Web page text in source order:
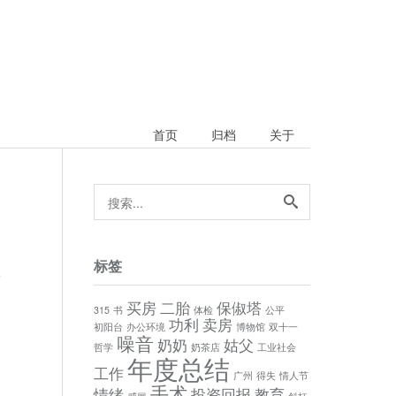
首页 归档 关于
搜
索...
标签
315 书 买房二胎 体检 保俶塔 公平
初阳台 办公环境 功利 卖房 博物馆 双十一
哲学 噪音 奶奶 奶茶店 姑父 工业社会
工作年度总结 广州 得失 情人节